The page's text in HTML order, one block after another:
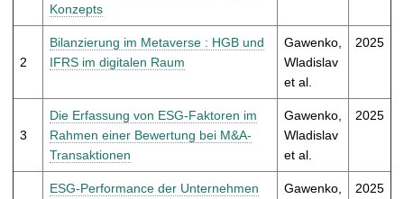
Konzepts
2
Bilanzierung im Metaverse : HGB und
IFRS im digitalen Raum
Gawenko,
Wladislav
et al.
2025
3
Die Erfassung von ESG-Faktoren im
Rahmen einer Bewertung bei M&A-
Transaktionen
Gawenko,
Wladislav
et al.
2025
ESG-Performance der Unternehmen
Gawenko,
2025